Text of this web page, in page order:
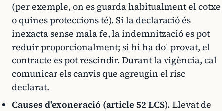
(per exemple, on es guarda habitualment el cotxe
o quines proteccions té). Si la declaració és
inexacta sense mala fe, la indemnització es pot
reduir proporcionalment; si hi ha dol provat, el
contracte es pot rescindir. Durant la vigència, cal
comunicar els canvis que agreugin el risc
declarat.
Causes d'exoneració (article 52 LCS). Llevat de